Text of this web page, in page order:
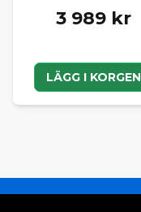
3 989 kr
LÄGG I KORGEN